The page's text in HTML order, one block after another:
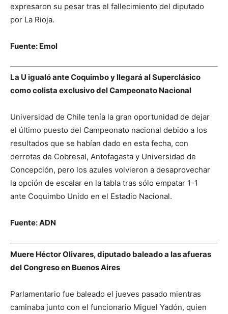
expresaron su pesar tras el fallecimiento del diputado
por La Rioja.
Fuente: Emol
La U igualó ante Coquimbo y llegará al Superclásico
como colista exclusivo del Campeonato Nacional
Universidad de Chile tenía la gran oportunidad de dejar
el último puesto del Campeonato nacional debido a los
resultados que se habían dado en esta fecha, con
derrotas de Cobresal, Antofagasta y Universidad de
Concepción, pero los azules volvieron a desaprovechar
la opción de escalar en la tabla tras sólo empatar 1-1
ante Coquimbo Unido en el Estadio Nacional.
Fuente: ADN
Muere Héctor Olivares, diputado baleado a las afueras
del Congreso en Buenos Aires
Parlamentario fue baleado el jueves pasado mientras
caminaba junto con el funcionario Miguel Yadón, quien